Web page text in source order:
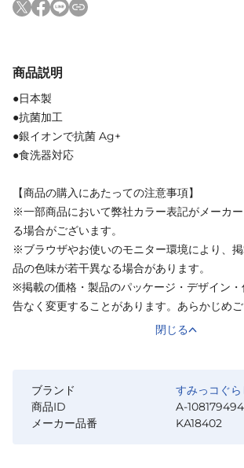
商品説明
●日本製
●抗菌加工
●銀イオンで抗菌 Ag+
●食洗器対応
【商品の購入にあたっての注意事項】
※一部商品において弊社カラー表記がメーカ
る場合がございます。
※ブラウザやお使いのモニター環境により、
品の色味が若干異なる場合があります。
※掲載の価格・製品のパッケージ・デザイン
告なく変更することがあります。あらかじめご
閉じる
ブランド
すみっコぐら
商品ID
A-
メーカー品番
KA18402